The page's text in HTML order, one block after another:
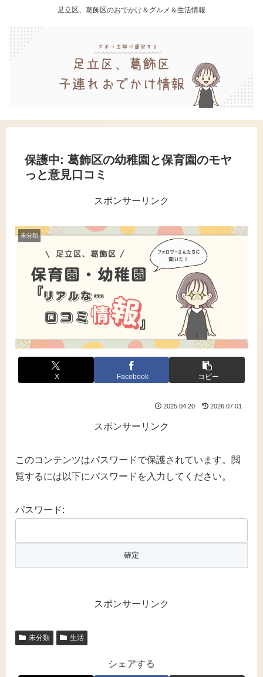
足立区、葛飾区のおでかけ＆グルメ＆生活情報
保護中: 葛飾区の幼稚園と保育園のモヤ
っと意見口コミ
スポンサーリンク
未分類
X Facebook コピー
2025.04.20 2026.07.01
スポンサーリンク
このコンテンツはパスワードで保護されています。閲
覧するには以下にパスワードを入力してください。
パスワード:
スポンサーリンク
未分類 生活
シェアする